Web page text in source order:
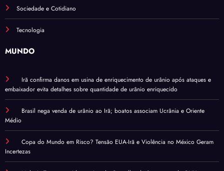
Sociedade e Cotidiano
Tecnologia
MUNDO
Irã confirma danos em usina de enriquecimento de urânio após ataques e
embaixador evita detalhes sobre quantidade de urânio enriquecido
Brasil nega venda de urânio ao Irã; boatos associam Ucrânia e Oriente
Médio
Copa do Mundo em Risco? Tensão EUA-Irã e Violência no México Geram
Incertezas